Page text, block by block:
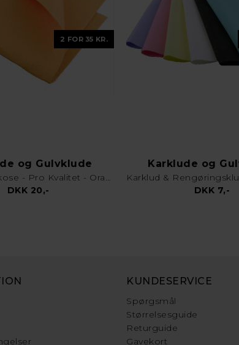
2 FOR 35 KR.
og Gulvklude
Gulvklud Viskose - Pro Kvalitet - Orange
DKK 20,-
Karklude og
DKK 7,-
KUNDESERVICE
Spørgsmål
Størrelsesguide
Returguide
Gavekort